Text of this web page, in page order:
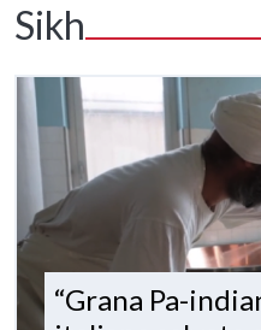
Sikh
“Grana Pa-